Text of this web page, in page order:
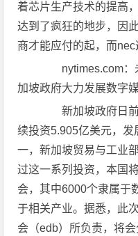
着芯片生产技术的提高
达到了疯狂的地步，因
商才能应付的起，而nec
nytimes.com：
加坡政府大力发展数字
新加坡政府日前
续投资5.905亿美元，发
一，新加坡贸易与工业
过这一系列投资，本国
会，其中6000个隶属于
于相关产业。据悉，此
会（edb）所负责，将